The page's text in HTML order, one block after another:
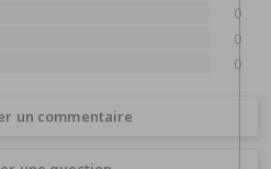
0
0
0
un commentaire